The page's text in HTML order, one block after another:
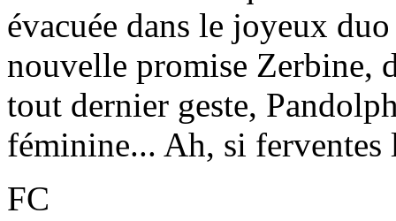
évacuée dans le joyeux
nouvelle promise Zerbine,
tout dernier geste,
féminine... Ah, si ferventes
FC